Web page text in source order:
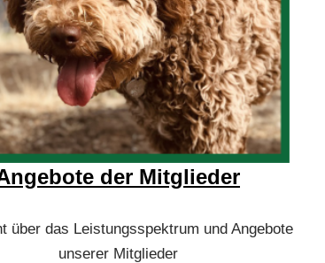
der Mitglieder
über das Leistungsspektrum und Angebote
unserer Mitglieder